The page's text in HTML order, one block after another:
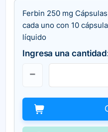
Ferbin 250 mg
cada uno con 10
líquido
Ingresa una